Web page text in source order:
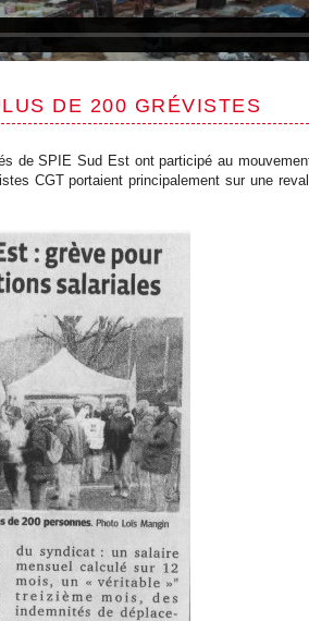
DE 200 GRÉVISTES
de SPIE Sud Est ont participé au
CGT portaient principalement sur une